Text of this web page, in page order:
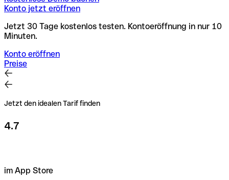
Konto jetzt eröffnen
Jetzt 30 Tage kostenlos testen. Kontoeröffnung in nur 10
Minuten.
Konto eröffnen
Preise
Jetzt den idealen Tarif finden
4.7
im App Store